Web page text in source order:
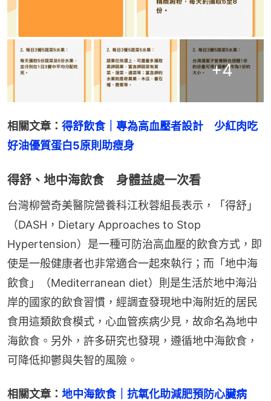
+4
相關文章： 得舒飲食｜專為高血壓者設計　少紅肉吃
好油優質蛋白5原則助瘦身
得舒、地中海飲食 身體益處一次看
台灣柳營奇美醫院營養科江秋蓉組長表示，「得舒」
（DASH，Dietary Approaches to Stop
Hypertension）是一種可防治高血壓的飲食方式，即
使是一般健康者也非常適合一起來執行；而「地中海
飲食」（Mediterranean diet）則是生活於地中海沿
岸的國家的飲食習慣，經調查發現地中海附近的居民
食用這類飲食模式，心血管疾病少見，故命名為地中
海飲食。另外，許多研究也發現，遵循地中海飲食，
可降低抑鬱與失智的風險。
相關文章： 地中海飲食｜抗氧化助減肥預防心臟病